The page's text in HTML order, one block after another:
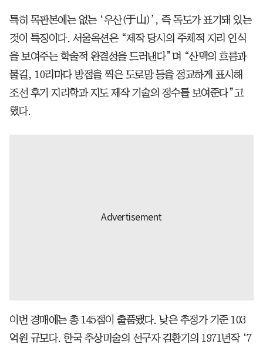
특히 목판본에는 없는 ‘우산(于山)’, 즉 독도가 표기돼 있는
것이 특징이다. 서울옥션은 “제작 당시의 주체적 지리 인식
을 보여주는 학술적 완결성을 드러낸다”며 “산맥의 흐름과
물길, 10리마다 방점을 찍은 도로망 등을 정교하게 표시해
조선 후기 지리학과 지도 제작 기술의 정수를 보여준다”고
했다.
이번 경매에는 총 145점이 출품됐다. 낮은 추정가 기준 103
억원 규모다. 한국 추상미술의 선구자 김환기의 1971년작 ‘7